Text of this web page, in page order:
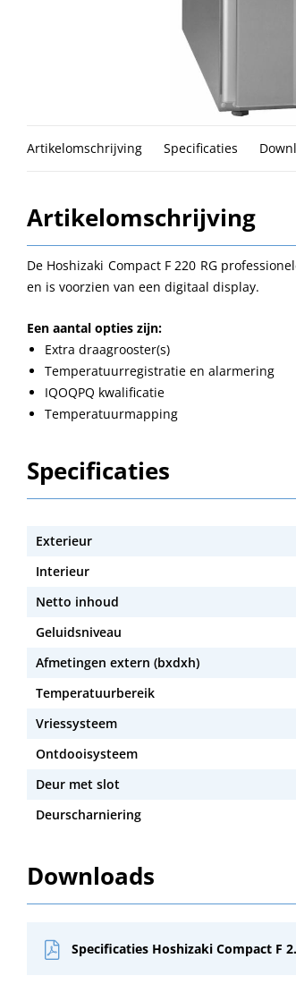
Artikelomschrijving Specificaties
Artikelomschrijving
De Hoshizaki Compact F 220 RG
en is voorzien van een digitaal display.
Een aantal opties zijn:
Extra draagrooster(s)
Temperatuurregistratie en alarmering
IQOQPQ kwalificatie
Temperatuurmapping
Specificaties
Exterieur
Interieur
Netto inhoud
Geluidsniveau
Afmetingen extern (bxdxh)
Temperatuurbereik
Vriessysteem
Ontdooisysteem
Deur met slot
Deurscharniering
Downloads